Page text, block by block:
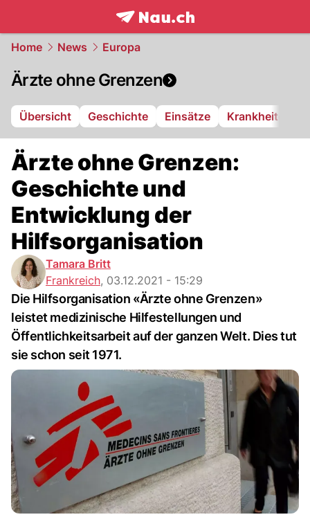
frontpage.NAU.ch
Home News Europa
Ärzte ohne Grenzen
Übersicht Geschichte Einsätze Krankheiten
Ärzte ohne Grenzen:
Geschichte und
Entwicklung der
Hilfsorganisation
Tamara Britt
Frankreich, 03.12.2021 - 15:29
Die Hilfsorganisation «Ärzte ohne Grenzen»
leistet medizinische Hilfestellungen und
Öffentlichkeitsarbeit auf der ganzen Welt. Dies tut
sie schon seit 1971.